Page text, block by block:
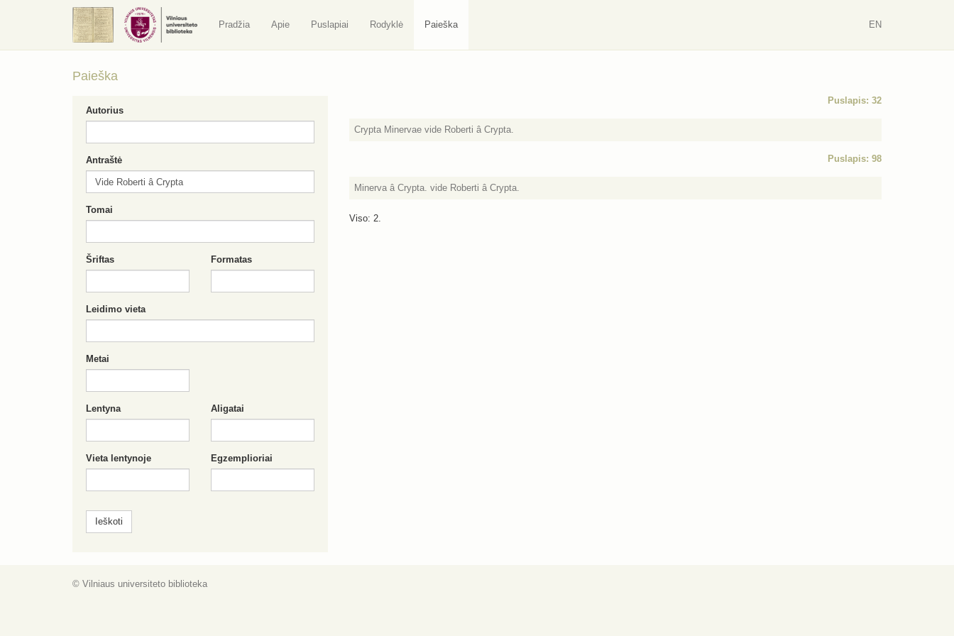
Pradžia Apie Puslapiai Rodyklė Paieška EN
Paieška
Puslapis: 32
Crypta Minervae vide Roberti â Crypta.
Puslapis: 98
Minerva â Crypta. vide Roberti â Crypta.
Viso: 2.
Autorius
Antraštė
Tomai
Šriftas Formatas
Leidimo vieta
Metai
Lentyna Aligatai
Vieta lentynoje Egzemplioriai
© Vilniaus universiteto biblioteka